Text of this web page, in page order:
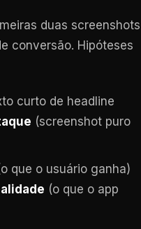
duas screenshots
conversão. Hipóteses
curto de headline
(screenshot puro
que o usuário ganha)
(o que o app